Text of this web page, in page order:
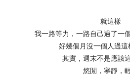
就這樣
我一路等力，一路自己過了一
好幾個月沒一個人過這
其實，週末不是應該
悠閒，寧靜，